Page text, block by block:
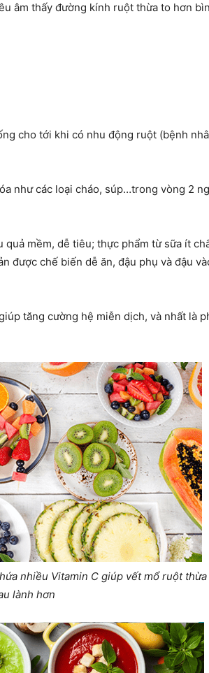
âm thấy đường kính ruột thừa to hơn
cho tới khi có nhu động ruột (bệnh
như các loại cháo, súp…trong vòng 2
mềm, dễ tiêu; thực phẩm từ sữa ít
được chế biến dễ ăn, đậu phụ và đậu
tăng cường hệ miễn dịch, và nhất là
nhiều Vitamin C giúp vết mổ ruột thừa
lành hơn